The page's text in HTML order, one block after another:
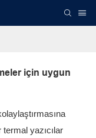
için uygun
yazıcılar